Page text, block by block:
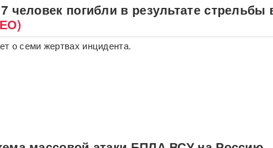
человек погибли в результате стрельбы
о семи жертвах инцидента.